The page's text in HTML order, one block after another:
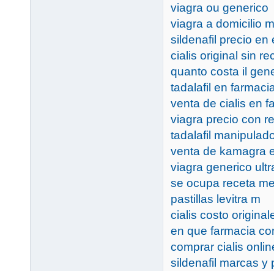
viagra ou generico
viagra a domicilio
sildenafil precio en
cialis original sin
quanto costa il
tadalafil en
venta de cialis en
viagra precio con
tadalafil
venta de kamagra
viagra generico
se ocupa receta
pastillas levitra m
cialis costo
en que farmacia
comprar cialis
sildenafil marcas y